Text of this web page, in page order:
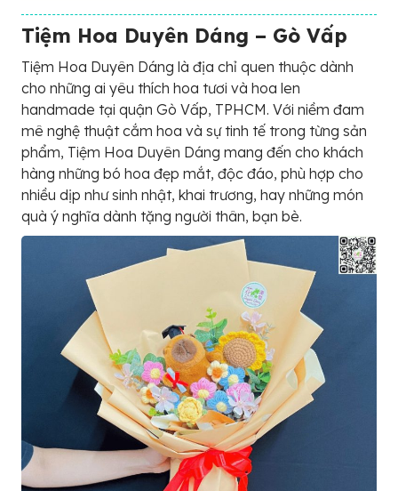
Tiệm Hoa Duyên Dáng – Gò Vấp
Tiệm Hoa Duyên Dáng là địa chỉ quen thuộc dành
cho những ai yêu thích hoa tươi và hoa len
handmade tại quận Gò Vấp, TPHCM. Với niềm đam
mê nghệ thuật cắm hoa và sự tinh tế trong từng sản
phẩm, Tiệm Hoa Duyên Dáng mang đến cho khách
hàng những bó hoa đẹp mắt, độc đáo, phù hợp cho
nhiều dịp như sinh nhật, khai trương, hay những món
quà ý nghĩa dành tặng người thân, bạn bè.